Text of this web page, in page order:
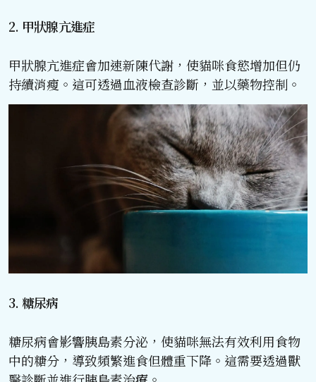
2. 甲狀腺亢進症
甲狀腺亢進症會加速新陳代謝，使貓咪食慾增加但仍
持續消瘦。這可透過血液檢查診斷，並以藥物控制。
3. 糖尿病
糖尿病會影響胰島素分泌，使貓咪無法有效利用食物
中的糖分，導致頻繁進食但體重下降。這需要透過獸